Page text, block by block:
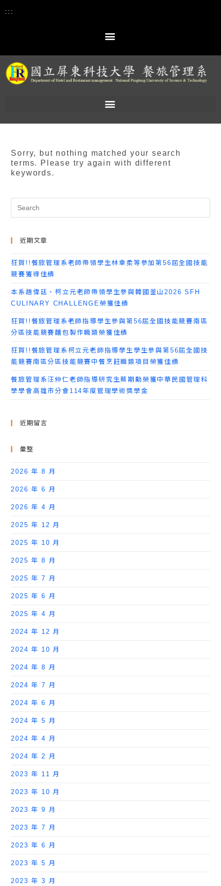
:::
Sorry, but nothing matched your search
terms. Please try again with different
keywords.
近期文章
狂賀!!餐旅管理系老師帶領學生林幸柔等參加第56屆全國技能
競賽獲得佳績
本系趙偉廷、柯立元老師帶領學生參與韓國釜山2026 SFH
CULINARY CHALLENGE榮獲佳績
狂賀!!餐旅管理系老師指導學生參與第56屆全國技能競賽南區
分區技能競賽麵包製作職類榮獲佳績
狂賀!!餐旅管理系柯立元老師指導學生學生參與第56屆全國技
能競賽南區分區技能競賽中餐烹飪職類項目榮獲佳績
餐旅管理系汪仲仁老師指導研究生蔡期勳榮獲中華民國管理科
學學會高雄市分會114年度管理學術獎學金
近期留言
彙整
2026 年 8 月
2026 年 6 月
2026 年 4 月
2025 年 12 月
2025 年 10 月
2025 年 8 月
2025 年 7 月
2025 年 6 月
2025 年 4 月
2024 年 12 月
2024 年 10 月
2024 年 8 月
2024 年 7 月
2024 年 6 月
2024 年 5 月
2024 年 4 月
2024 年 2 月
2023 年 11 月
2023 年 10 月
2023 年 9 月
2023 年 7 月
2023 年 6 月
2023 年 5 月
2023 年 3 月